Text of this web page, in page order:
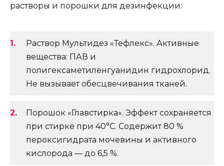
растворы и порошки для дезинфекции:
Раствор Мультидез «Тефлекс». Активные
вещества: ПАВ и
полигексаметиленгуанидин гидрохлорид.
Не вызывает обесцвечивания тканей.
Порошок «Главстирка». Эффект сохраняется
при стирке при 40°С. Содержит 80 %
пероксигидрата мочевины и активного
кислорода — до 6,5 %.